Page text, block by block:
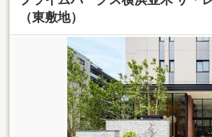
（東敷地）